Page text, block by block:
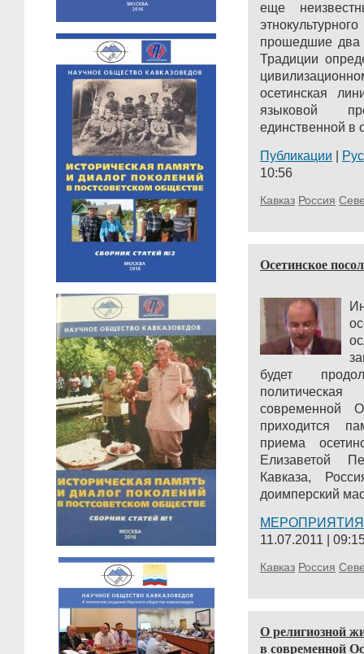
еще
прошедшие два
Традиции
осетинская
языковой
единственной в
Публикации
10:56
Кавказ Россия
Осетинское
будет
современной
приходится
приема
Елизаветой
Кавказа,
доимперский
МЕРОПРИЯТИЯ
11.07.2011 |
Кавказ Россия
О религиозной
в современной